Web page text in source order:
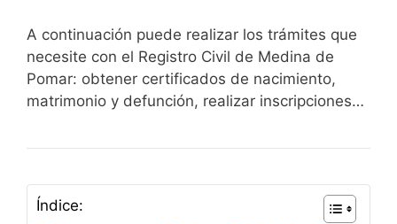
A continuación puede realizar los trámites que
necesite con el Registro Civil de Medina de
Pomar: obtener certificados de nacimiento,
matrimonio y defunción, realizar inscripciones…
Índice: